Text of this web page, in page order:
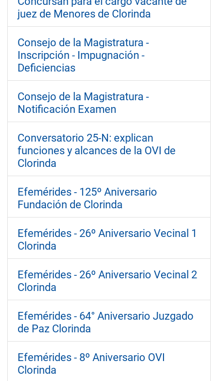
juez de Menores de Clorinda
Consejo de la Magistratura -
Inscripción - Impugnación -
Deficiencias
Consejo de la Magistratura -
Notificación Examen
Conversatorio 25-N: explican
funciones y alcances de la OVI de
Clorinda
Efemérides - 125º Aniversario
Fundación de Clorinda
Efemérides - 26º Aniversario Vecinal 1
Clorinda
Efemérides - 26º Aniversario Vecinal 2
Clorinda
Efemérides - 64° Aniversario Juzgado
de Paz Clorinda
Efemérides - 8º Aniversario OVI
Clorinda